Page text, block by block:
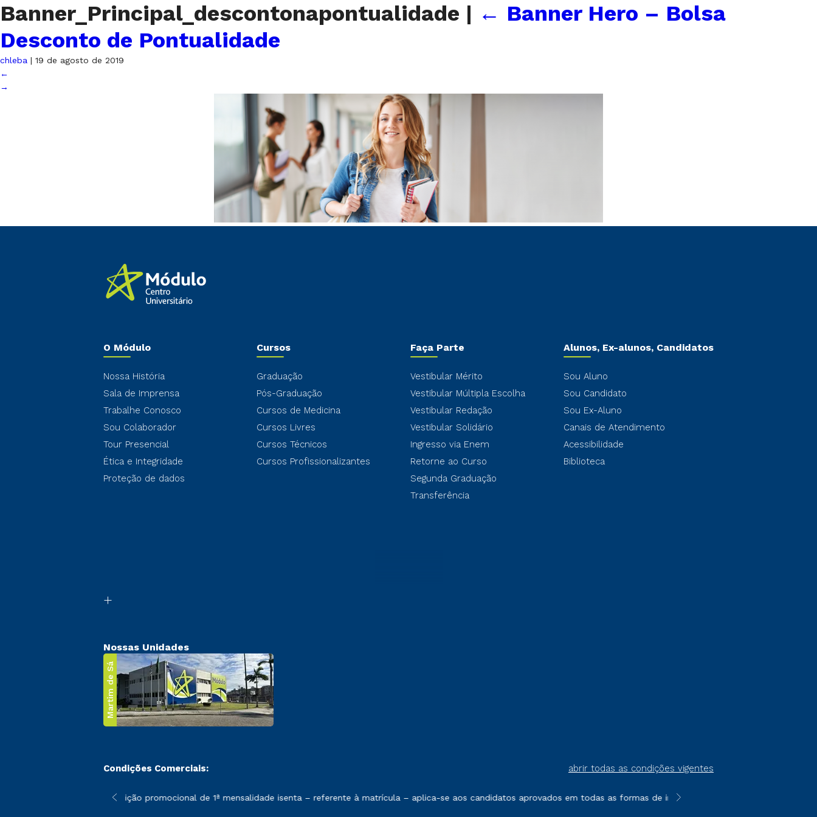
Banner_Principal_descontonapontualidade | ← Banner Hero – Bolsa
Desconto de Pontualidade
chleba | 19 de agosto de 2019
←
→
O Módulo
Nossa História
Sala de Imprensa
Trabalhe Conosco
Sou Colaborador
Tour Presencial
Ética e Integridade
Proteção de dados
Cursos
Graduação
Pós-Graduação
Cursos de Medicina
Cursos Livres
Cursos Técnicos
Cursos Profissionalizantes
Faça Parte
Vestibular Mérito
Vestibular Múltipla Escolha
Vestibular Redação
Vestibular Solidário
Ingresso via Enem
Retorne ao Curso
Segunda Graduação
Transferência
Alunos, Ex-alunos, Candidatos
Sou Aluno
Sou Candidato
Sou Ex-Aluno
Canais de Atendimento
Acessibilidade
Biblioteca
Nossas Unidades
Martim de Sá
Condições Comerciais: abrir todas as condições vigentes
sofrer alterações nos períodos de rematrícula conforme exposto no contrato de prestação de serviços.
*A condição promocional de 1ª mensalidade isenta – referente à matrícula – aplica-se aos candidatos aprovados em todas as formas de ingresso, exceto na prova on-line
**Semipresencial é um formato do